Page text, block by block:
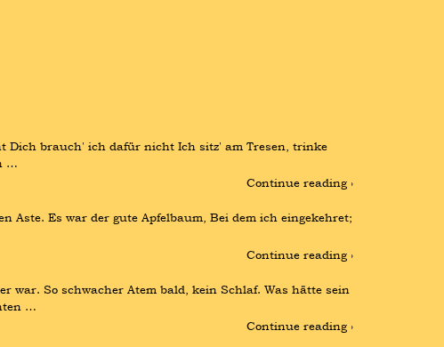
Dich brauch' ich dafür nicht Ich sitz' am Tresen, trinke
…
Continue reading ›
Aste. Es war der gute Apfelbaum, Bei dem ich eingekehret;
Continue reading ›
war. So schwacher Atem bald, kein Schlaf. Was hätte sein
…
Continue reading ›